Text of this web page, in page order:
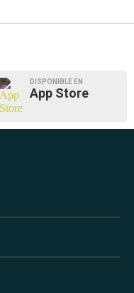
DISPONIBLE EN
App Store